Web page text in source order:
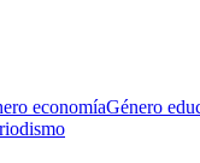
economíaGénero